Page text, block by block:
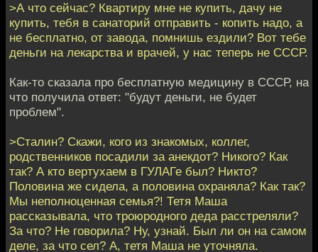
>А что сейчас? Квартиру мне не купить, дачу не
купить, тебя в санаторий отправить - копить надо, а
не бесплатно, от завода, помнишь ездили? Вот тебе
деньги на лекарства и врачей, у нас теперь не СССР.
Как-то сказала про бесплатную медицину в СССР, на
что получила ответ: "будут деньги, не будет
проблем".
>Сталин? Скажи, кого из знакомых, коллег,
родственников посадили за анекдот? Никого? Как
так? А кто вертухаем в ГУЛАГе был? Никто?
Половина же сидела, а половина охраняла? Как так?
Мы неполноценная семья?! Тетя Маша
рассказывала, что троюродного деда расстреляли?
За что? Не говорила? Ну, узнай. Был ли он на самом
деле, за что сел? А, тетя Маша не уточняла.